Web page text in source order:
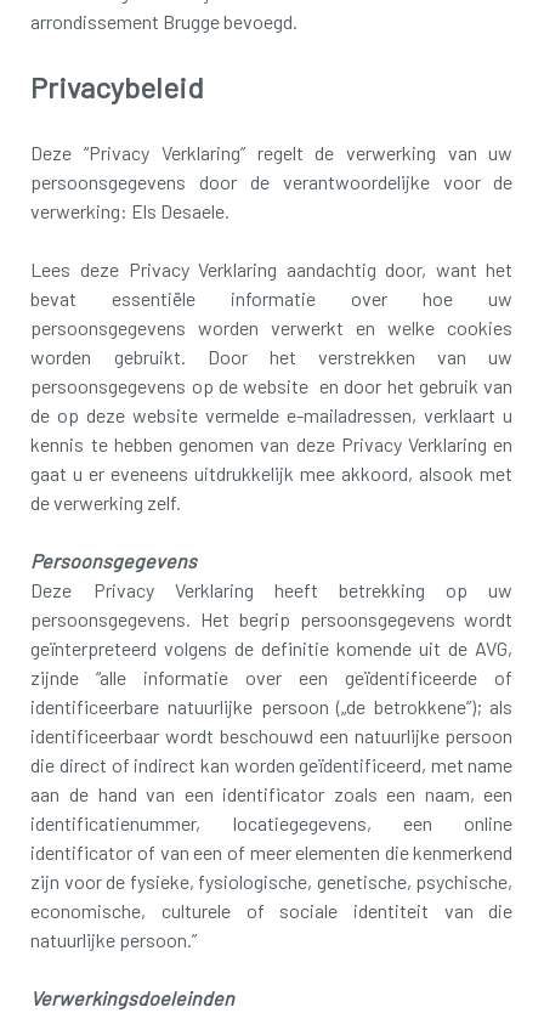
arrondissement Brugge bevoegd.
Privacybeleid
Deze “Privacy Verklaring” regelt de verwerking van uw
persoonsgegevens door de verantwoordelijke voor de
verwerking: Els Desaele.
Lees deze Privacy Verklaring aandachtig door, want het
bevat essentiële informatie over hoe uw
persoonsgegevens worden verwerkt en welke cookies
worden gebruikt. Door het verstrekken van uw
persoonsgegevens op de website en door het gebruik van
de op deze website vermelde e-mailadressen, verklaart u
kennis te hebben genomen van deze Privacy Verklaring en
gaat u er eveneens uitdrukkelijk mee akkoord, alsook met
de verwerking zelf.
Persoonsgegevens
Deze Privacy Verklaring heeft betrekking op uw
persoonsgegevens. Het begrip persoonsgegevens wordt
geïnterpreteerd volgens de definitie komende uit de AVG,
zijnde “alle informatie over een geïdentificeerde of
identificeerbare natuurlijke persoon („de betrokkene”); als
identificeerbaar wordt beschouwd een natuurlijke persoon
die direct of indirect kan worden geïdentificeerd, met name
aan de hand van een identificator zoals een naam, een
identificatienummer, locatiegegevens, een online
identificator of van een of meer elementen die kenmerkend
zijn voor de fysieke, fysiologische, genetische, psychische,
economische, culturele of sociale identiteit van die
natuurlijke persoon.”
Verwerkingsdoeleinden